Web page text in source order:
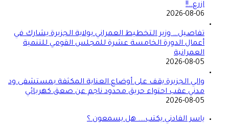
ازرع..!!
2026-08-06
تفاصيل… وزير التخطيط العمراني بولاية الجزيرة يشارك في
أعمال الدورة الخامسة عشرة للمجلس القومي للتنمية
العمرانية
2026-08-05
والي الجزيرة يقف على أوضاع العناية المكثفة بمستشفى ود
مدني عقب احتواء حريق محدود ناجم عن صعق كهربائي
2026-08-05
ياسر الفادني يكتب…. هل يسمعون ؟